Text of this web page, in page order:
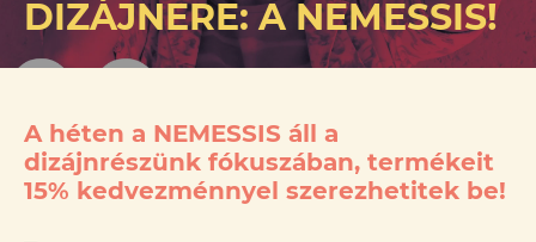
DIZÁJNERE: A NEMESSIS!
A héten a NEMESSIS áll a
dizájnrészünk fókuszában, termékeit
15% kedvezménnyel szerezhetitek be!